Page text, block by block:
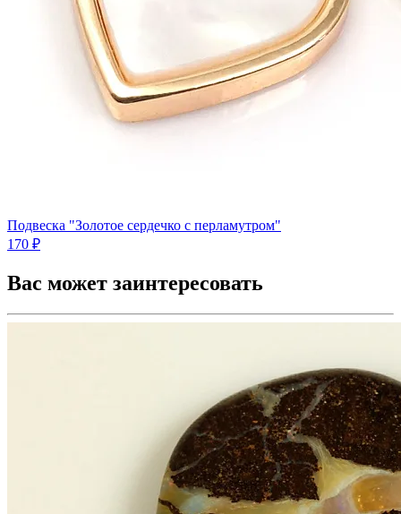
Подвеска "Золотое сердечко с перламутром"
170 ₽
Вас может заинтересовать